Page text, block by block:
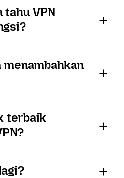
tahu VPN
menambahkan
terbaik